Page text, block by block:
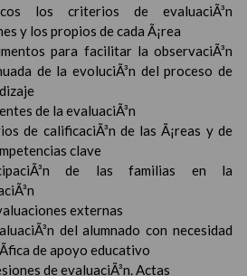
los criterios de evaluaciÃ³n
y los propios de cada Ã¡rea
para facilitar la observaciÃ³n
de la evoluciÃ³n del proceso de
de la evaluaciÃ³n
de calificaciÃ³n de las Ã¡reas y de
clave
de las familias en la
externas
del alumnado con necesidad
de apoyo educativo
de evaluaciÃ³n. Actas